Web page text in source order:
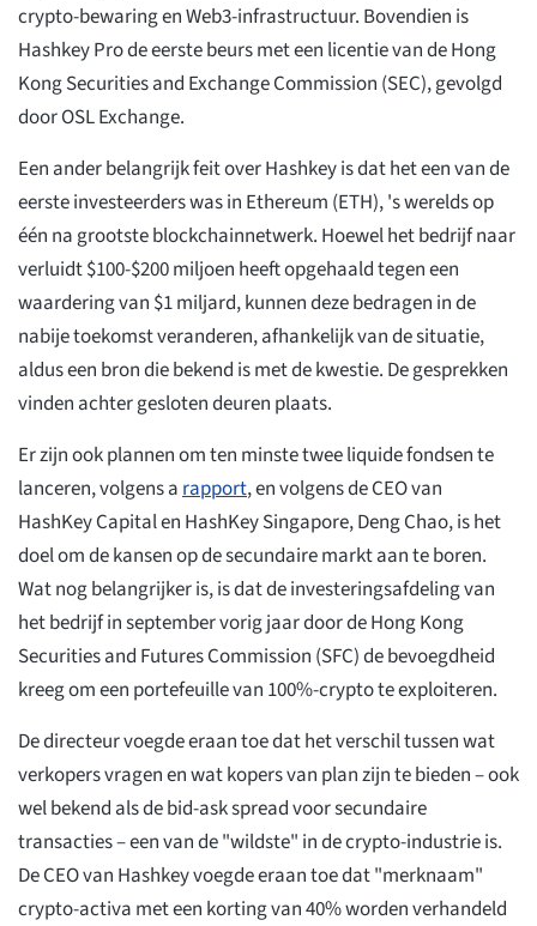
crypto-bewaring en Web3-infrastructuur. Bovendien is
Hashkey Pro de eerste beurs met een licentie van de Hong
Kong Securities and Exchange Commission (SEC), gevolgd
door OSL Exchange.
Een ander belangrijk feit over Hashkey is dat het een van de
eerste investeerders was in Ethereum (ETH), 's werelds op
één na grootste blockchainnetwerk. Hoewel het bedrijf naar
verluidt $100-$200 miljoen heeft opgehaald tegen een
waardering van $1 miljard, kunnen deze bedragen in de
nabije toekomst veranderen, afhankelijk van de situatie,
aldus een bron die bekend is met de kwestie. De gesprekken
vinden achter gesloten deuren plaats.
Er zijn ook plannen om ten minste twee liquide fondsen te
lanceren, volgens arapport, en volgens de CEO van
HashKey Capital en HashKey Singapore, Deng Chao, is het
doel om de kansen op de secundaire markt aan te boren.
Wat nog belangrijker is, is dat de investeringsafdeling van
het bedrijf in september vorig jaar door de Hong Kong
Securities and Futures Commission (SFC) de bevoegdheid
kreeg om een portefeuille van 100%-crypto te exploiteren.
De directeur voegde eraan toe dat het verschil tussen wat
verkopers vragen en wat kopers van plan zijn te bieden – ook
wel bekend als de bid-ask spread voor secundaire
transacties – een van de "wildste" in de crypto-industrie is.
De CEO van Hashkey voegde eraan toe dat "merknaam"
crypto-activa met een korting van 40% worden verhandeld